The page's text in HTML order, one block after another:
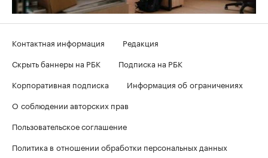
Контактная информация
Редакция
Скрыть баннеры на РБК
Подписка на РБК
Корпоративная подписка
Информация об ограничениях
О соблюдении авторских прав
Пользовательское соглашение
Политика в отношении обработки персональных данных